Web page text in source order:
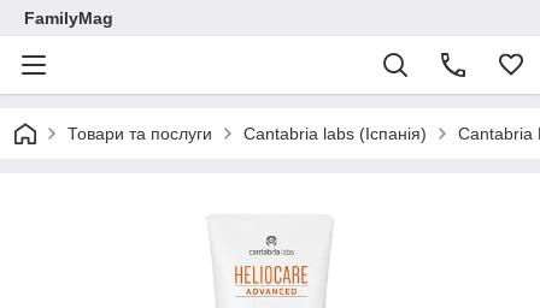
FamilyMag
Товари та послуги Cantabria labs (Іспанія) Cantabria